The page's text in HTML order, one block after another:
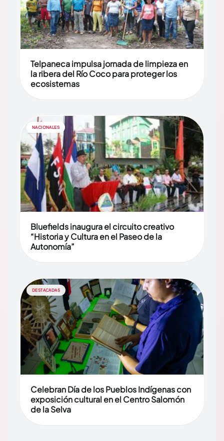
Telpaneca impulsa jornada de limpieza en
la ribera del Río Coco para proteger los
ecosistemas
NACIONALES
Bluefields inaugura el circuito creativo
“Historia y Cultura en el Paseo de la
Autonomía”
DESTACADAS
Celebran Día de los Pueblos Indígenas con
exposición cultural en el Centro Salomón
de la Selva